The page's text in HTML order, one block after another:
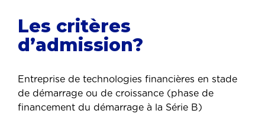
Les critères
d’admission?
Entreprise de technologies financières en stade
de démarrage ou de croissance (phase de
financement du démarrage à la Série B)